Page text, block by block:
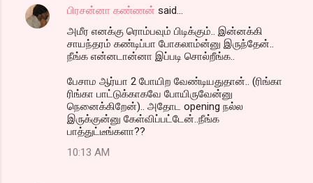
பிரசன்னா கண்ணன் said…
அமீர எனக்கு ரொம்பவும் பிடிக்கும்.. இன்னக்கி
சாயந்தரம் கண்டிப்பா போகலாம்ன்னு இருந்தேன்..
நீங்க என்னடான்னா இப்படி சொல்றீங்க..
பேசாம ஆர்யா 2 போயிற வேண்டியதுதான்.. (ரிங்கா
ரிங்கா பாட்டுக்காகவே போயிருவேன்னு
நெனைக்கிறேன்).. அதோட opening நல்ல
இருக்குன்னு கேள்விப்பட்டேன்..நீங்க
பாத்துட்டீங்களா??
10:13 AM